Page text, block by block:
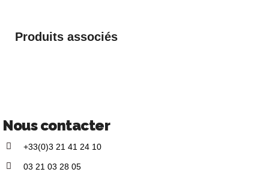
Produits associés
Nous contacter
+33(0)3 21 41 24 10
03 21 03 28 05